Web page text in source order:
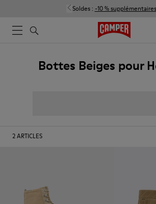
Soldes : -10 % supplémentaires
Bottes Beiges pour
2ARTICLES